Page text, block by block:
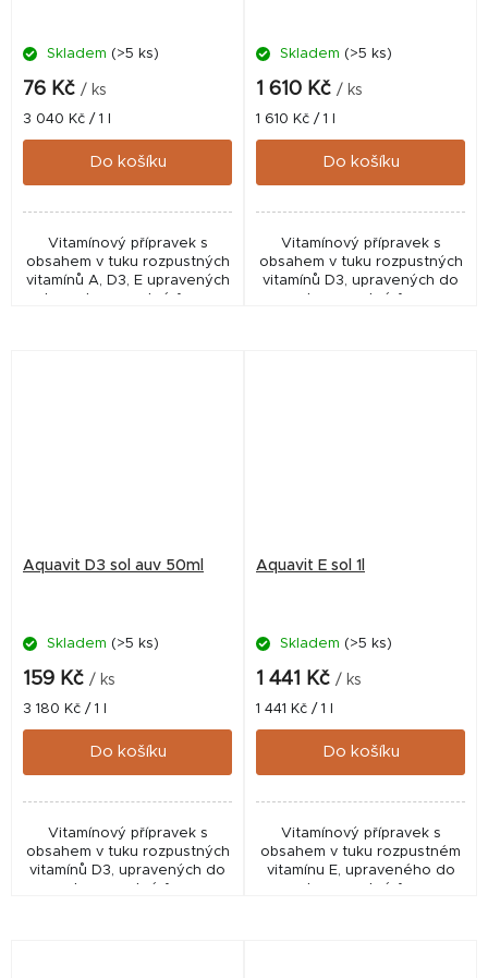
Skladem (>5 ks)
76 Kč / ks
Měrná
cena:
3 040 Kč / 1 l
Do košíku
Vitamínový přípravek s
obsahem v tuku rozpustných
vitamínů A, D3, E upravených
do vodorozpustné formy.
Skladem (>5 ks)
1 610 Kč / ks
Měrná
cena:
1 610 Kč / 1 l
Do košíku
Vitamínový přípravek s
obsahem v tuku rozpustných
vitamínů D3, upravených do
vodorozpustné formy.
Aquavit D3 sol auv 50ml
Skladem (>5 ks)
159 Kč / ks
Měrná
cena:
3 180 Kč / 1 l
Do košíku
Vitamínový přípravek s
obsahem v tuku rozpustných
vitamínů D3, upravených do
Aquavit E sol 1l
Skladem (>5 ks)
1 441 Kč / ks
Měrná
cena:
1 441 Kč / 1 l
Do košíku
Vitamínový přípravek s
obsahem v tuku rozpustném
vitamínu E, upraveného do